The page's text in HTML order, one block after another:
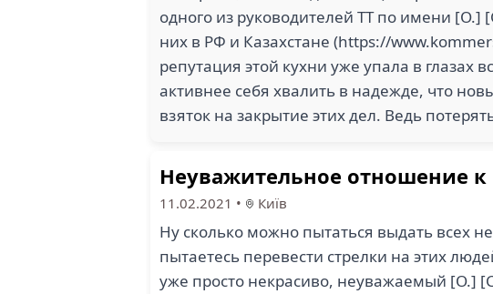
одного из руководителей ТТ по имени [О.]
них в РФ и Казахстане (https://
репутация этой кухни уже упала в
активнее себя хвалить в надежде, что
взяток на закрытие этих дел. Ведь
Неуважительное отношение к
11.02.2021 • Київ
Ну сколько можно пытаться выдать всех
пытаетесь перевести стрелки на этих
уже просто некрасиво, неуважаемый [О.]